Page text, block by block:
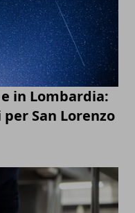
in Lombardia:
San Lorenzo